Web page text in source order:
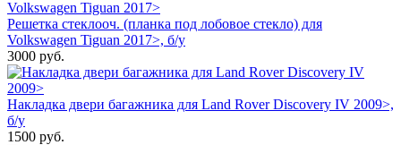
Решетка стеклооч. (планка под лобовое стекло) для
Volkswagen Tiguan 2017>, б/у
3000 руб.
Накладка двери багажника для Land Rover Discovery IV 2009>,
б/у
1500 руб.